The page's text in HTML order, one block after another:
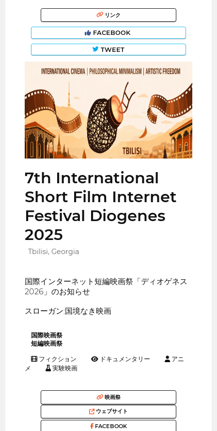
リンク
FACEBOOK
TWEET
7th International
Short Film Internet
Festival Diogenes
2025
Tbilisi, Georgia
国際インターネット短編映画祭「ディオゲネス
2026」のお知らせ
スローガン:国境なき映画
国際映画祭
短編映画祭
フィクション ドキュメンタリー
アニ
メ
実験映画
映画祭
ウェブサイト
FACEBOOK